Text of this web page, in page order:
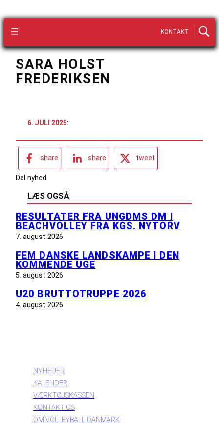
KONTAKT
SARA HOLST
FREDERIKSEN
6. JULI 2025:
share share tweet
Del nyhed
LÆS OGSÅ
RESULTATER FRA UNGDMS DM I
BEACHVOLLEY FRA KGS. NYTORV
7. august 2026
FEM DANSKE LANDSKAMPE I DEN
KOMMENDE UGE
5. august 2026
U20 BRUTTOTRUPPE 2026
4. august 2026
NYHEDER
KALENDER
VÆRKTØJSKASSEN
KONTAKT OS
OM VOLLEYBALL DANMARK